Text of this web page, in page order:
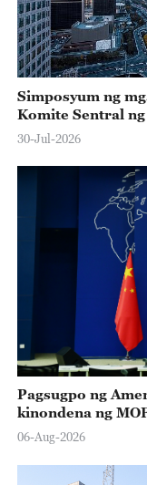
Simposyum ng
Komite Sentral ng
30-Jul-2026
Pagsugpo ng
kinondena ng
06-Aug-2026